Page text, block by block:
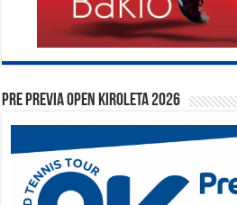
PRE PREVIA OPEN KIROLETA 2026